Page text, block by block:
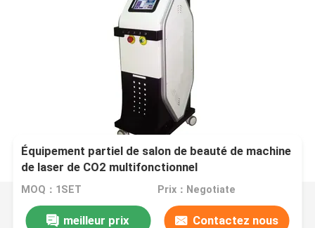
Équipement partiel de salon de beauté de machine
de laser de CO2 multifonctionnel
MOQ：1SET Prix：Negotiate
meilleur prix Contactez nous